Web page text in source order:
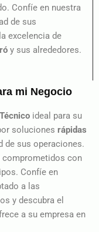
Confíe en nuestra
de sus
excelencia de
y sus alrededores.
mi Negocio
ideal para su
soluciones rápidas
de sus operaciones.
comprometidos con
Confíe en
a las
y descubra el
a su empresa en